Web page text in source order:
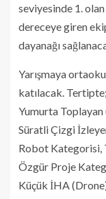
seviyesinde 1.
dereceye giren
dayanağı
Yarışmaya
katılacak.
Yumurta
Süratli Çizgi
Robot Kategorisi,
Özgür Proje
Küçük İHA